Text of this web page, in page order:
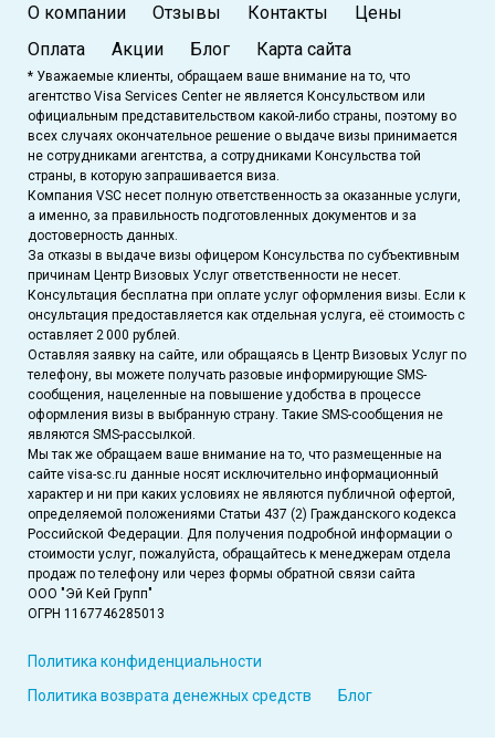
О компании Отзывы Контакты
Цены
Оплата
Акции Блог Карта сайта
* Уважаемые клиенты, обращаем ваше внимание на то, что
агентство Visa Services Center не является Консульством или
официальным представительством какой-либо страны, поэтому во
всех случаях окончательное решение о выдаче визы принимается
не сотрудниками агентства, а сотрудниками Консульства той
страны, в которую запрашивается виза.
Компания VSC несет полную ответственность за оказанные услуги,
а именно, за правильность подготовленных документов и за
достоверность данных.
За отказы в выдаче визы офицером Консульства по субъективным
причинам Центр Визовых Услуг ответственности не несет.
Консультация бесплатна при оплате услуг оформления визы. Если к
онсультация предоставляется как отдельная услуга, её стоимость с
оставляет 2 000 рублей.
Оставляя заявку на сайте, или обращаясь в Центр Визовых Услуг по
телефону, вы можете получать разовые информирующие SMS-
сообщения, нацеленные на повышение удобства в процессе
оформления визы в выбранную страну. Такие SMS-сообщения не
являются SMS-рассылкой.
Мы так же обращаем ваше внимание на то, что размещенные на
сайте visa-sc.ru данные носят исключительно информационный
характер и ни при каких условиях не являются публичной офертой,
определяемой положениями Статьи 437 (2) Гражданского кодекса
Российской Федерации. Для получения подробной информации о
стоимости услуг, пожалуйста, обращайтесь к менеджерам отдела
продаж по телефону или через формы обратной связи сайта
ООО "Эй Кей Групп"
ОГРН 1167746285013
Политика конфиденциальности
Политика возврата денежных средств
Блог